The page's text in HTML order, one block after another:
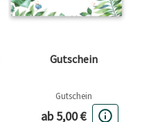
Gutschein
Gutschein
Aktueller Preis
ab 5,00 €